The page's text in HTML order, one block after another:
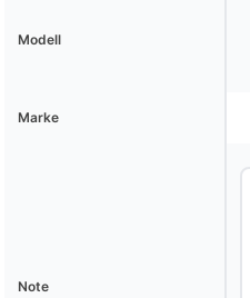
Modell
Marke
Note